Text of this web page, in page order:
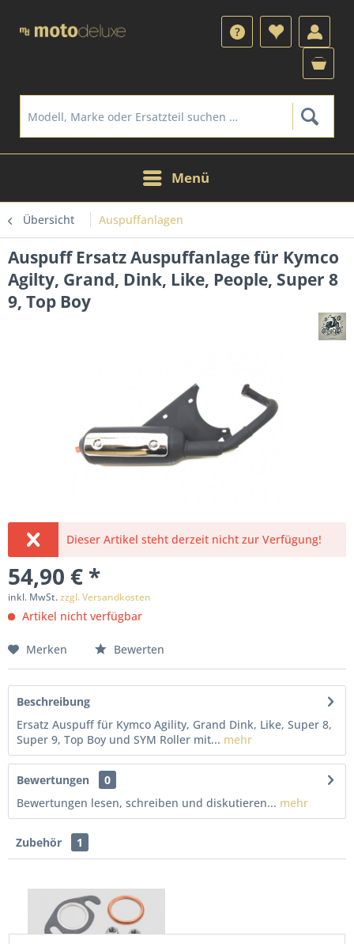
Menü
Übersicht Auspuffanlagen
Auspuff Ersatz Auspuffanlage für Kymco
Agilty, Grand, Dink, Like, People, Super 8
9, Top Boy
Dieser Artikel steht derzeit nicht zur Verfügung!
54,90 € *
inkl. MwSt.zzgl. Versandkosten
Artikel nicht verfügbar
Merken Bewerten
Beschreibung
Ersatz Auspuff für Kymco Agility, Grand Dink, Like, Super 8,
Super 9, Top Boy und SYM Roller mit... mehr
Bewertungen
0
Bewertungen lesen, schreiben und diskutieren... mehr
Zubehör 1